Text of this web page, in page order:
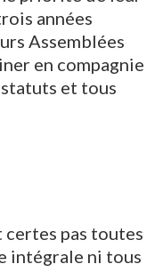
années
Assemblées
en compagnie
et tous
certes pas toutes
intégrale ni tous